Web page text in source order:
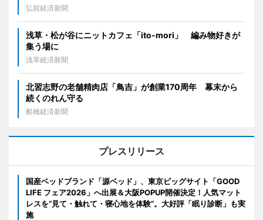
弘前経済新聞
浅草・松が谷にニットカフェ「ito-mori」 編み物好きが
集う場に
浅草経済新聞
北習志野の老舗精肉店「鳥吉」が創業170周年 幕末から
続くのれん守る
船橋経済新聞
プレスリリース
国産ベッドブランド「源ベッド」、東京ビッグサイト「GOOD
LIFE フェア2026」へ出展＆大阪POPUP開催決定！人気マット
レスを“見て・触れて・寝心地を体験”。大好評「眠り診断」も実
施